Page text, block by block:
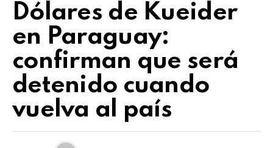
Dólares de Kueider
en Paraguay:
confirman que será
detenido cuando
vuelva al país